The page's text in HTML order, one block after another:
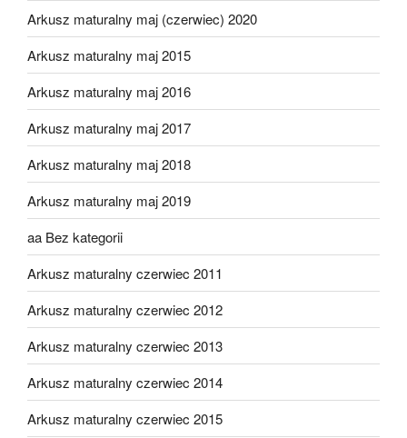
Arkusz maturalny maj (czerwiec) 2020
Arkusz maturalny maj 2015
Arkusz maturalny maj 2016
Arkusz maturalny maj 2017
Arkusz maturalny maj 2018
Arkusz maturalny maj 2019
aa Bez kategorii
Arkusz maturalny czerwiec 2011
Arkusz maturalny czerwiec 2012
Arkusz maturalny czerwiec 2013
Arkusz maturalny czerwiec 2014
Arkusz maturalny czerwiec 2015